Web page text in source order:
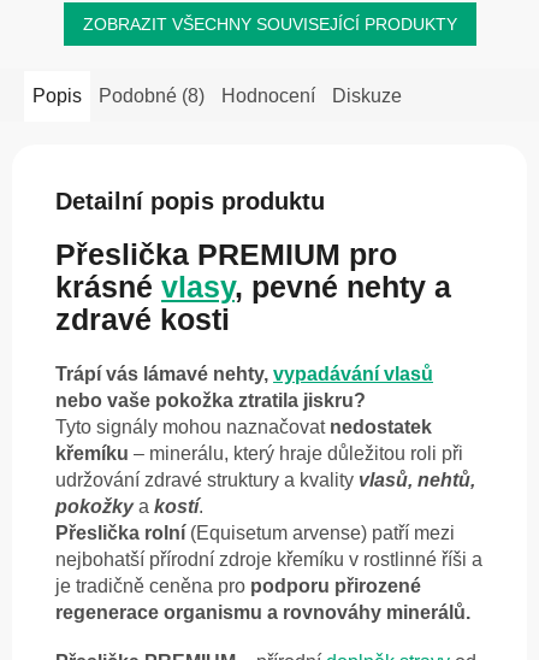
ZOBRAZIT VŠECHNY SOUVISEJÍCÍ PRODUKTY
Popis Podobné (8) Hodnocení Diskuze
Detailní popis produktu
Přeslička PREMIUM pro
krásné vlasy, pevné nehty a
zdravé kosti
Trápí vás lámavé nehty, vypadávání vlasů
nebo vaše pokožka ztratila jiskru?
Tyto signály mohou naznačovat nedostatek
křemíku – minerálu, který hraje důležitou roli při
udržování zdravé struktury a kvality vlasů, nehtů,
pokožkya kostí.
Přeslička rolní (Equisetum arvense) patří mezi
nejbohatší přírodní zdroje křemíku v rostlinné říši a
je tradičně ceněna pro podporu přirozené
regenerace organismu a rovnováhy minerálů.